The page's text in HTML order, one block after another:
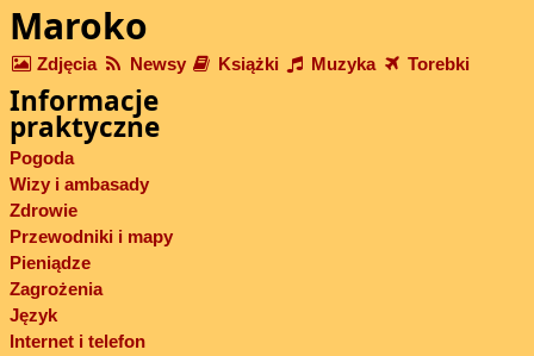
Maroko
Zdjęcia Newsy Książki Muzyka Torebki
Informacje
praktyczne
Pogoda
Wizy i ambasady
Zdrowie
Przewodniki i mapy
Pieniądze
Zagrożenia
Język
Internet i telefon